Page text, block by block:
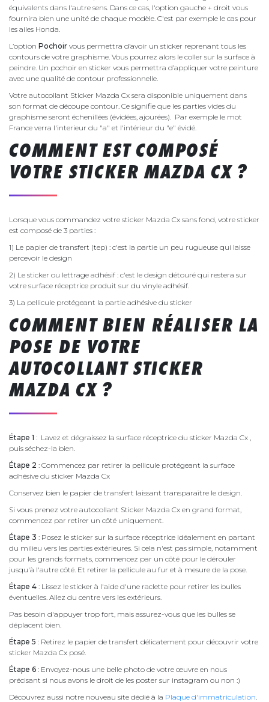
équivalents dans l'autre sens. Dans ce cas, l'option gauche + droit vous
fournira bien une unité de chaque modèle. C'est par exemple le cas pour
les ailes Honda.
L’option Pochoir vous permettra d’avoir un sticker reprenant tous les
contours de votre graphisme. Vous pourrez alors le coller sur la surface à
peindre. Un pochoir en sticker vous permettra d’appliquer votre peinture
avec une qualité de contour professionnelle.
Votre autocollant Sticker Mazda Cx sera disponible uniquement dans
son format de découpe contour. Ce signifie que les parties vides du
graphisme seront échenillées (évidées, ajourées). Par exemple le mot
France verra l'interieur du "a" et l'intérieur du "e" évidé.
COMMENT EST COMPOSÉ
VOTRE STICKER MAZDA CX ?
Lorsque vous commandez votre sticker Mazda Cx sans fond, votre sticker
est composé de 3 parties :
1) Le papier de transfert (tep) : c'est la partie un peu rugueuse qui laisse
percevoir le design
2) Le sticker ou lettrage adhésif : c'est le design détouré qui restera sur
votre surface réceptrice produit sur du vinyle adhésif.
3) La pellicule protégeant la partie adhésive du sticker
COMMENT BIEN RÉALISER LA
POSE DE VOTRE
AUTOCOLLANT STICKER
MAZDA CX ?
Étape 1 : Lavez et dégraissez la surface réceptrice du sticker Mazda Cx ,
puis séchez-la bien.
Étape 2 : Commencez par retirer la pellicule protégeant la surface
adhésive du sticker Mazda Cx
Conservez bien le papier de transfert laissant transparaître le design.
Si vous prenez votre autocollant Sticker Mazda Cx en grand format,
commencez par retirer un côté uniquement.
Étape 3 : Posez le sticker sur la surface réceptrice idéalement en partant
du milieu vers les parties extérieures. Si cela n'est pas simple, notamment
pour les grands formats, commencez par un côté pour le dérouler
jusqu'à l'autre côté. Et retirer la pellicule au fur et à mesure de la pose.
Étape 4 : Lissez le sticker à l'aide d'une raclette pour retirer les bulles
éventuelles. Allez du centre vers les extérieurs.
Pas besoin d'appuyer trop fort, mais assurez-vous que les bulles se
déplacent bien.
Étape 5 : Retirez le papier de transfert délicatement pour découvrir votre
sticker Mazda Cx posé.
Étape 6 : Envoyez-nous une belle photo de votre œuvre en nous
précisant si nous avons le droit de les poster sur instagram ou non :)
Découvrez aussi notre nouveau site dédié à la Plaque d'immatriculation